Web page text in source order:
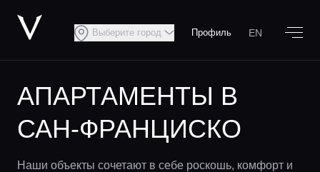
Выберите город Профиль EN
АПАРТАМЕНТЫ В
САН-ФРАНЦИСКО
Наши объекты сочетают в себе роскошь, комфорт и